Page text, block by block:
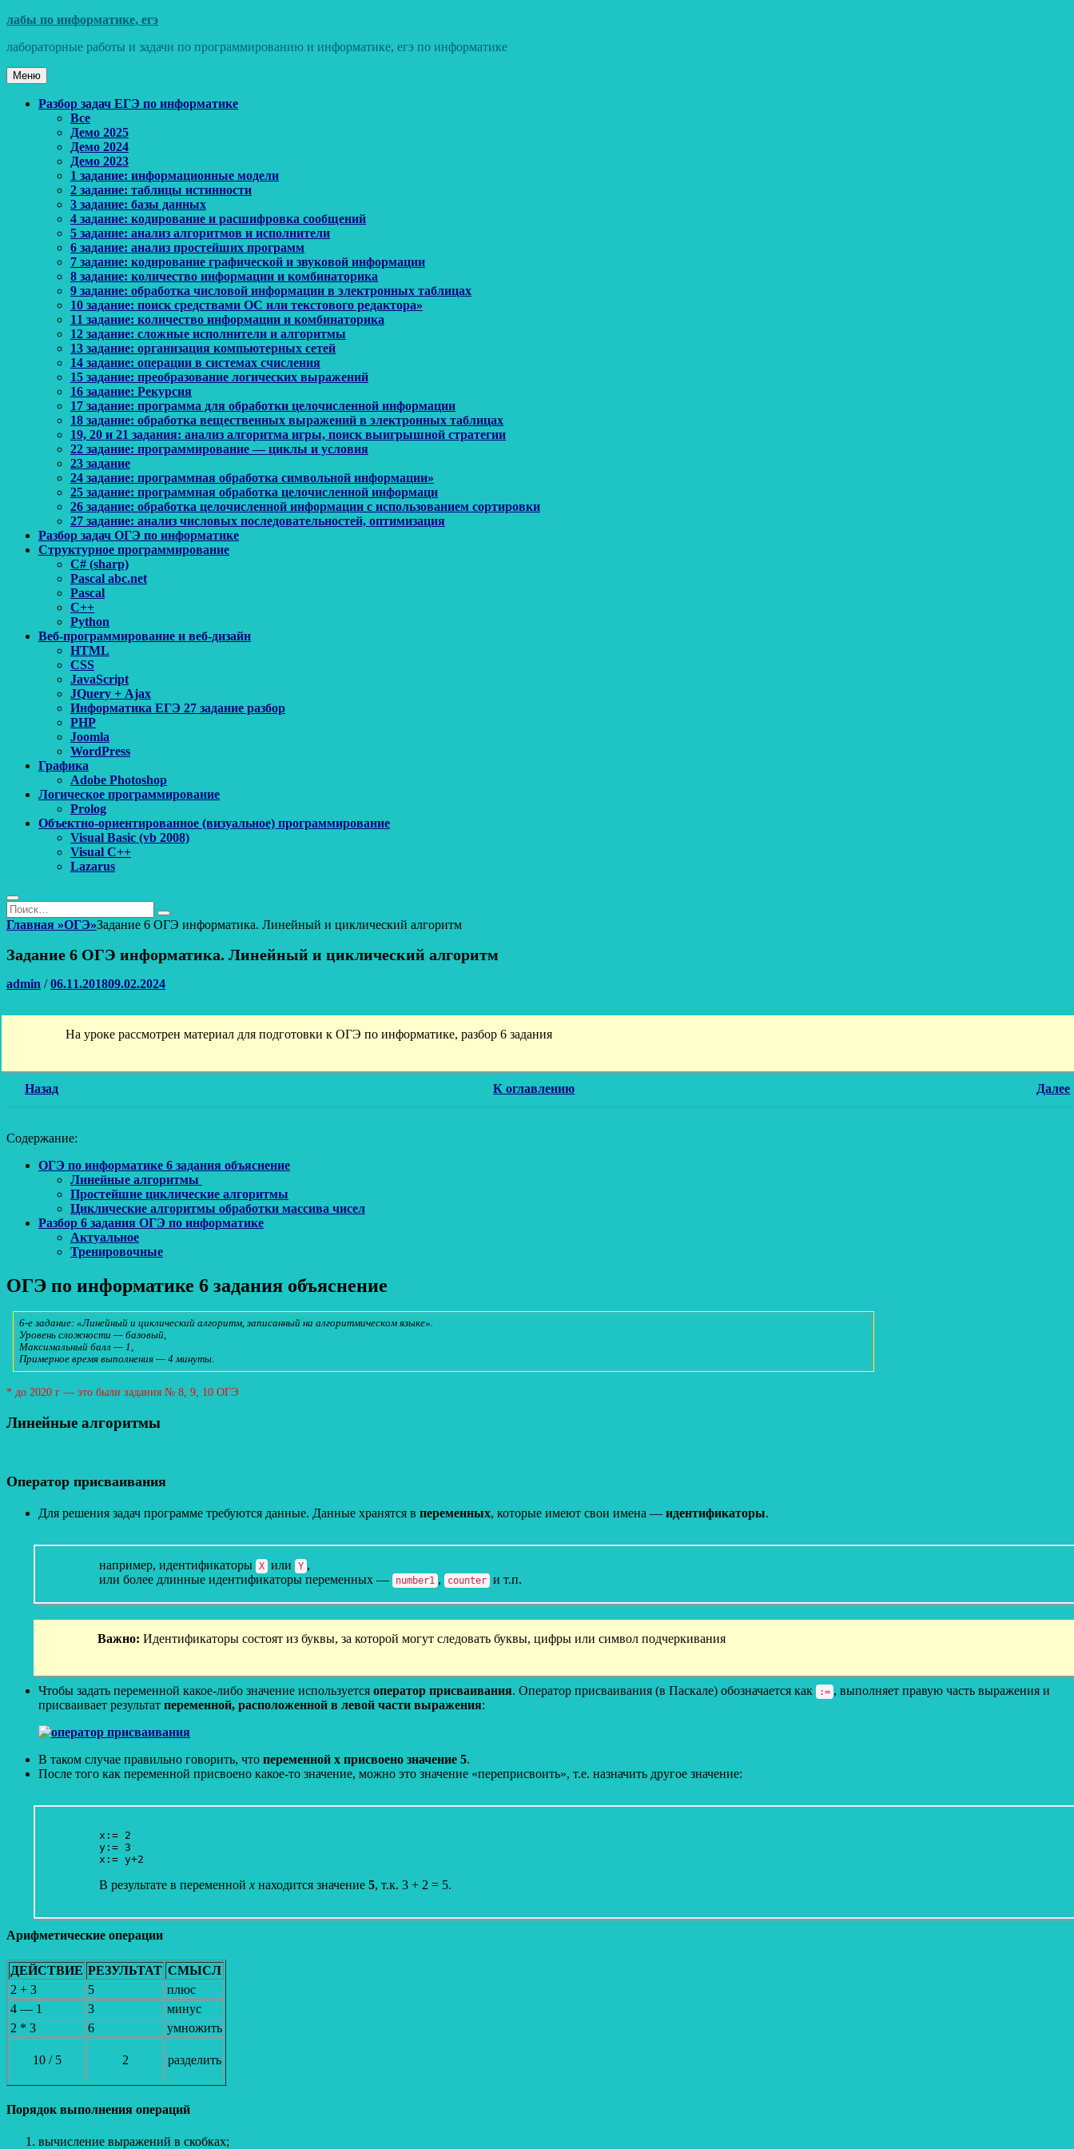
Перейти
содержимому
лабы по информатике, егэ
лабораторные работы и задачи по программированию и информатике, егэ по информатике
Меню
Основное
Разбор задач ЕГЭ по информатике
Все
Демо 2025
Демо 2024
Демо 2023
1 задание: информационные модели
2 задание: таблицы истинности
3 задание: базы данных
4 задание: кодирование и расшифровка сообщений
5 задание: анализ алгоритмов и исполнители
6 задание: анализ простейших программ
7 задание: кодирование графической и звуковой информации
8 задание: количество информации и комбинаторика
9 задание: обработка числовой информации в электронных таблицах
10 задание: поиск средствами ОС или текстового редактора»
11 задание: количество информации и комбинаторика
12 задание: сложные исполнители и алгоритмы
13 задание: организация компьютерных сетей
14 задание: операции в системах счисления
15 задание: преобразование логических выражений
16 задание: Рекурсия
17 задание: программа для обработки целочисленной информации
18 задание: обработка вещественных выражений в электронных таблицах
19, 20 и 21 задания: анализ алгоритма игры, поиск выигрышной стратегии
22 задание: программирование — циклы и условия
23 задание
24 задание: программная обработка символьной информации»
25 задание: программная обработка целочисленной информаци
26 задание: обработка целочисленной информации с использованием сортировки
27 задание: анализ числовых последовательностей, оптимизация
Разбор задач ОГЭ по информатике
Структурное программирование
C# (sharp)
Pascal abc.net
Pascal
С++
Python
Веб-программирование и веб-дизайн
HTML
CSS
JavaScript
JQuery + Ajax
Информатика ЕГЭ 27 задание разбор
PHP
Joomla
WordPress
Графика
Adobe Photoshop
Логическое программирование
Prolog
Объектно-ориентированное (визуальное) программирование
Visual Basic (vb 2008)
Visual C++
Lazarus
Поиск
Найти:
Поиск
Главная »ОГЭ»Задание 6 ОГЭ информатика. Линейный и циклический алгоритм
Задание 6 ОГЭ информатика. Линейный и циклический алгоритм
Автор
admin /Опубликовано
06.11.201809.02.2024
На уроке рассмотрен материал для подготовки к ОГЭ по информатике, разбор 6 задания
Назад К оглавлению Далее
Содержание:
ОГЭ по информатике 6 задания объяснение
Линейные алгоритмы
Простейшие циклические алгоритмы
Циклические алгоритмы обработки массива чисел
Разбор 6 задания ОГЭ по информатике
Актуальное
Тренировочные
ОГЭ по информатике 6 задания объяснение
6-е задание: «Линейный и циклический алгоритм, записанный на алгоритмическом языке».
Уровень сложности — базовый,
Максимальный балл — 1,
Примерное время выполнения — 4 минуты.
* до 2020 г — это были задания № 8, 9, 10 ОГЭ
Линейные алгоритмы
Оператор присваивания
Для решения задач программе требуются данные. Данные хранятся в переменных, которые имеют свои имена — идентификаторы.
например, идентификаторы X или Y ,
или более длинные идентификаторы переменных —
number1 , counter и т.п.
Важно: Идентификаторы состоят из буквы, за которой могут следовать буквы, цифры или символ подчеркивания
Чтобы задать переменной какое-либо значение используется оператор присваивания. Оператор присваивания (в Паскале) обозначается как := , выполняет правую часть выражения и
присваивает результат переменной, расположенной в левой части выражения:
В таком случае правильно говорить, что переменной x присвоено значение 5.
После того как переменной присвоено какое-то значение, можно это значение «переприсвоить», т.е. назначить другое значение:
x:= 2
y:= 3
В результате в переменной x находится значение 5, т.к. 3 + 2 = 5.
Арифметические операции
ДЕЙСТВИЕ РЕЗУЛЬТАТ СМЫСЛ
2 + 3
5
плюс
4 — 1
3
минус
2 * 3
6 умножить
10 / 5 2 разделить
Порядок выполнения операций
вычисление выражений в скобках;